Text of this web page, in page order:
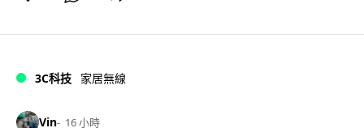
3C科技 家居無線
Vin 16 小時